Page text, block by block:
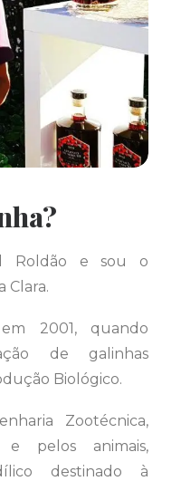
Roldão e sou o
Clara.
2001, quando
de galinhas
Biológico.
Zootécnica,
pelos animais,
destinado à